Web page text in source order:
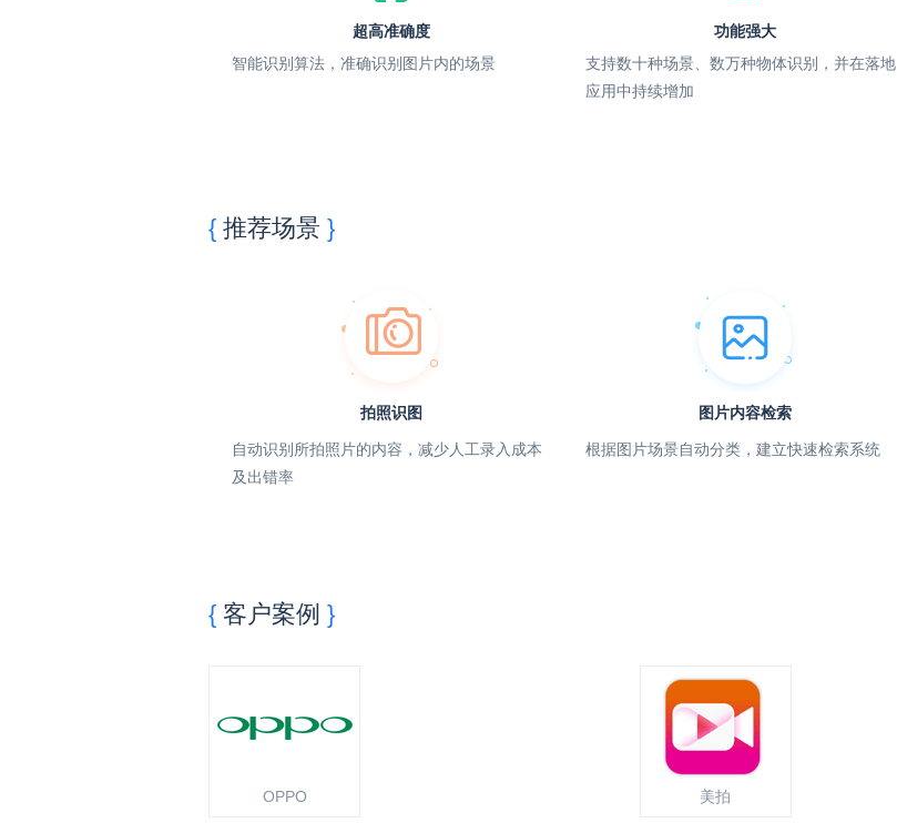
超高准确度
智能识别算法，准确识别图片内的场景
功能强大
支持数十种场景、数万种物体识别，并在落地
应用中持续增加
推荐场景
拍照识图
自动识别所拍照片的内容，减少人工录入成本
及出错率
图片内容检索
根据图片场景自动分类，建立快速检索系统
客户案例
OPPO 美拍